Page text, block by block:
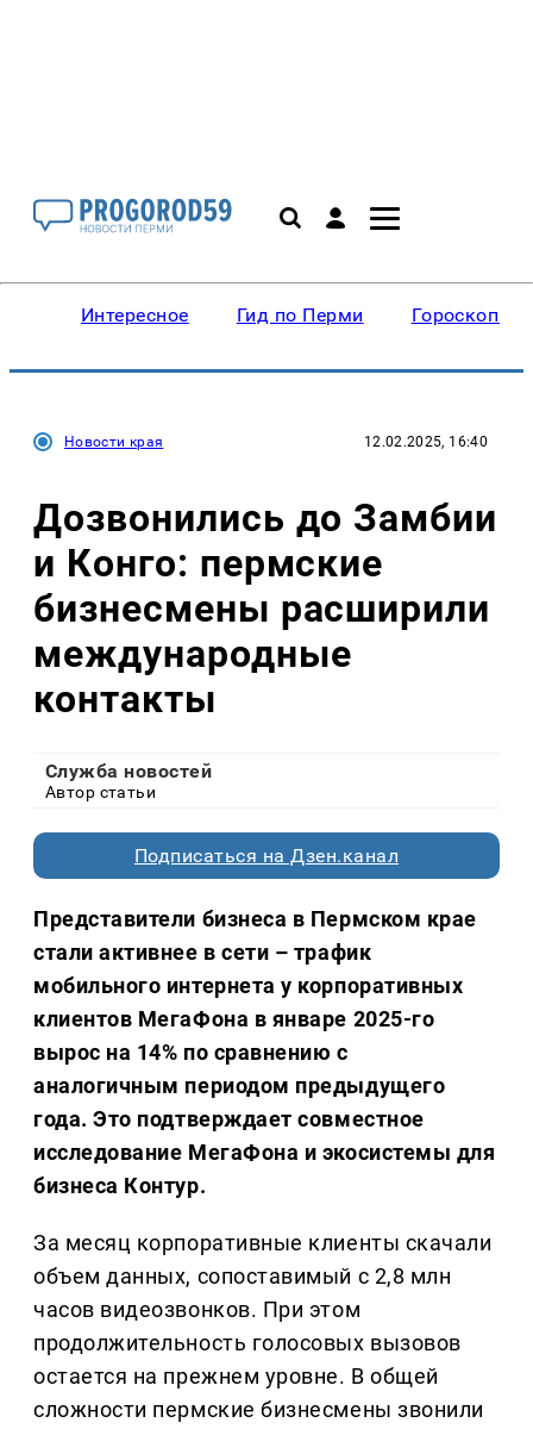
Интересное Гид по Перми Гороскопы
Новости края 12.02.2025, 16:40
Дозвонились до Замбии
и Конго: пермские
бизнесмены расширили
международные
контакты
Служба новостей
Автор статьи
Подписаться на Дзен.канал
Представители бизнеса в Пермском крае
стали активнее в сети – трафик
мобильного интернета у корпоративных
клиентов МегаФона в январе 2025-го
вырос на 14% по сравнению с
аналогичным периодом предыдущего
года. Это подтверждает совместное
исследование МегаФона и экосистемы для
бизнеса Контур.
За месяц корпоративные клиенты скачали
объем данных, сопоставимый с 2,8 млн
часов видеозвонков. При этом
продолжительность голосовых вызовов
остается на прежнем уровне. В общей
сложности пермские бизнесмены звонили